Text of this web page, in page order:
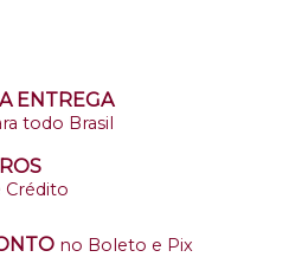
ENTREGA
todo Brasil
Crédito
no Boleto e Pix